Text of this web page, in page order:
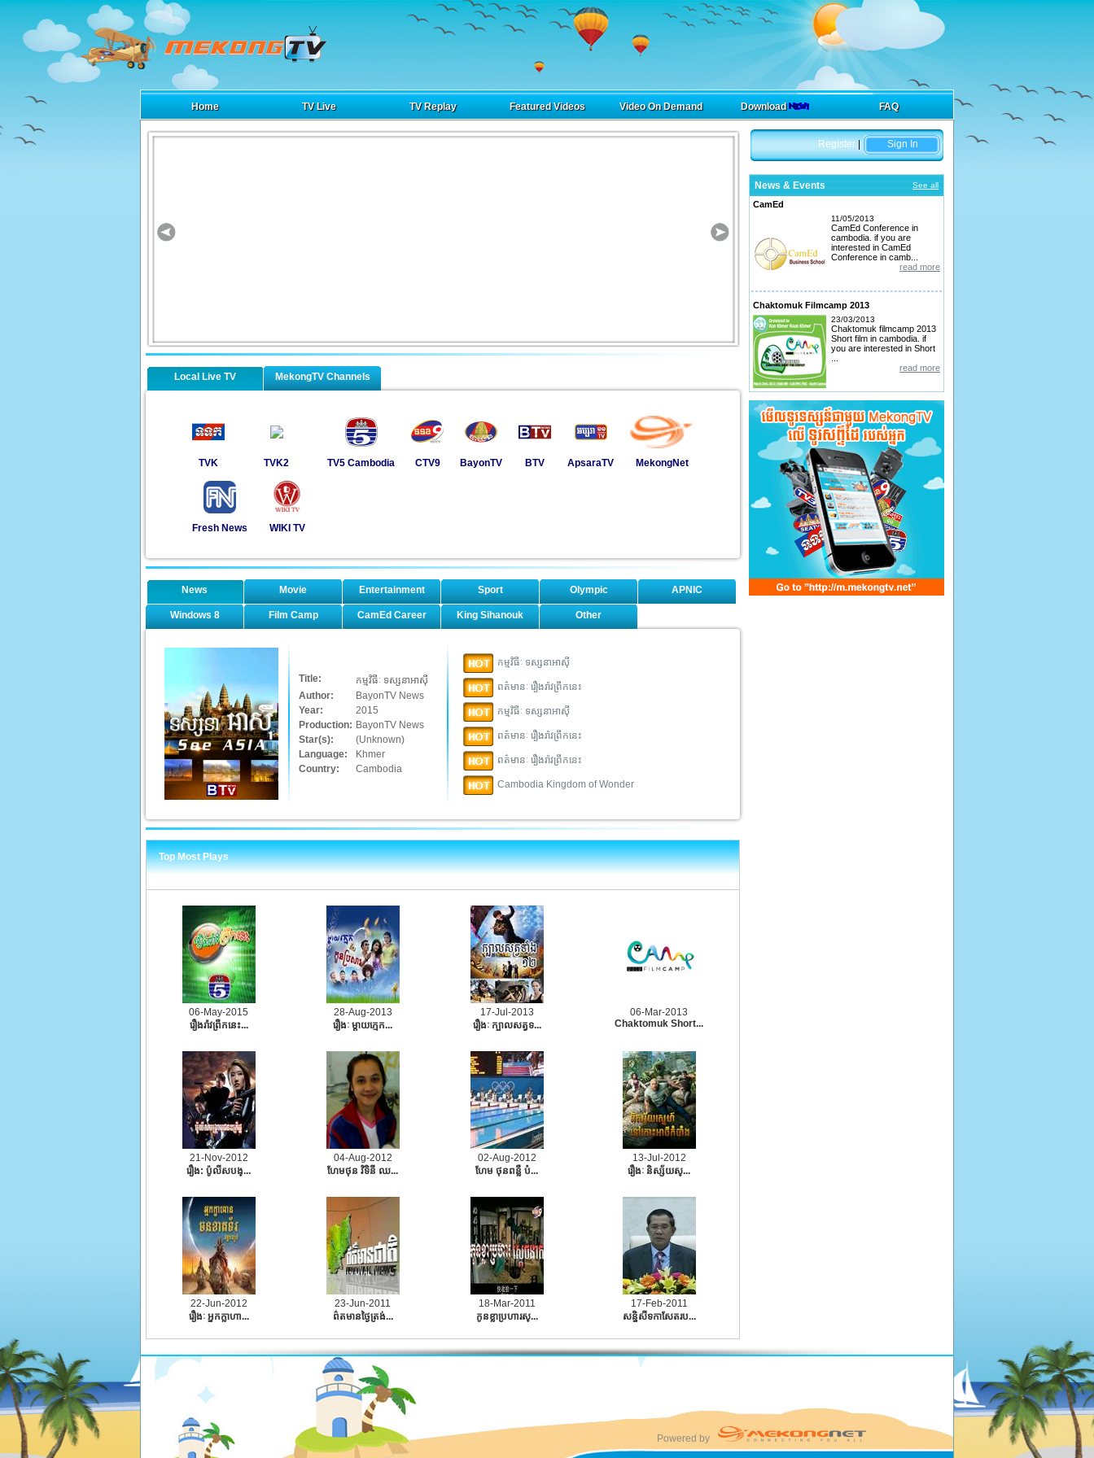
Home TV Live TV Replay Featured Videos Video On Demand Download FAQ
Local Live TV MekongTV Channels
TVK TVK2 TV5 Cambodia CTV9 BayonTV BTV ApsaraTV MekongNet
Fresh News WIKI TV
News Movie Entertainment Sport Olympic APNIC
Windows 8 Film Camp CamEd Career King Sihanouk Other
Title:
កម្មវិធីៈ ទស្សនាអាស៊ី
Author:
BayonTV News
Year:
2015
Production: BayonTV News
Star(s):
(Unknown)
Language:
Khmer
Country:
Cambodia
កម្មវិធីៈ ទស្សនាអាស៊ី
ពត៌មានៈ រឿងរ៉ាវព្រឹកនេះ
កម្មវិធីៈ ទស្សនាអាស៊ី
ពត៌មានៈ រឿងរ៉ាវព្រឹកនេះ
ពត៌មានៈ រឿងរ៉ាវព្រឹកនេះ
Cambodia Kingdom of Wonder
Top Most Plays
06-May-2015
រឿងរ៉ាវព្រឹកនេះ...
28-Aug-2013
រឿងៈ ម្ដាយក្មេក...
17-Jul-2013
រឿងៈ ក្បាលសត្វទ...
06-Mar-2013
Chaktomuk Short...
21-Nov-2012
រឿង:​ ប៉ូលីសបង្...
04-Aug-2012
ហែមថុន វិទិនី ឈ...
02-Aug-2012
ហែម ថុនពន្លឺ បំ...
13-Jul-2012
រឿងៈ​ និស្ស័យស្...
22-Jun-2012
រឿងៈ អ្នកក្លាហា...
23-Jun-2011
ព៌តមានថ្ងៃត្រង់...
18-Mar-2011
កូនខ្លាប្រហារស្...
17-Feb-2011
សនិ្នសីទកាសែតរប...
Sign In
Register
News & Events See all
CamEd
11/05/2013
CamEd Conference in
cambodia. if you are
interested in CamEd
Conference in camb...
read more
Chaktomuk Filmcamp 2013
23/03/2013
Chaktomuk filmcamp 2013
Short film in cambodia. if
you are interested in Short
read more
Powered by